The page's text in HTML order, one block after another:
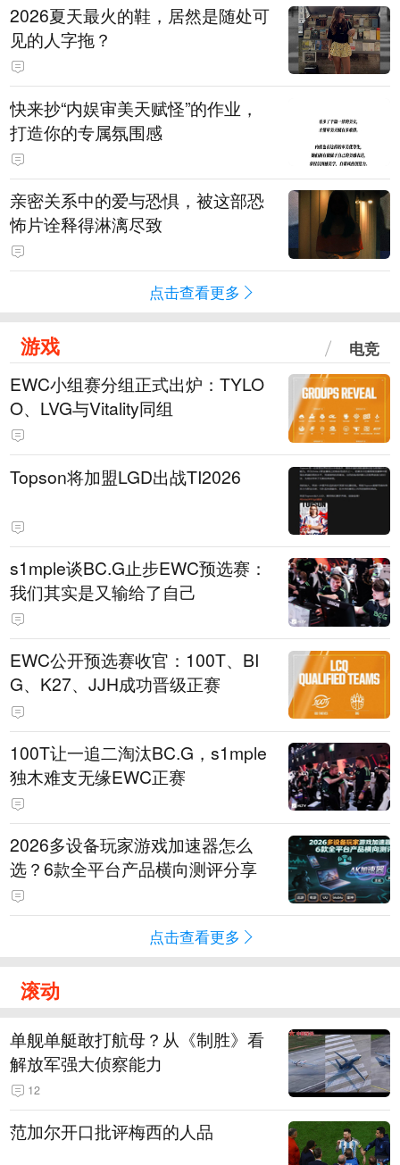
2026夏天最火的鞋，居然是随处可
见的人字拖？
快来抄“内娱审美天赋怪”的作业，
打造你的专属氛围感
亲密关系中的爱与恐惧，被这部恐
怖片诠释得淋漓尽致
点击查看更多
游戏 电竞
EWC小组赛分组正式出炉：TYLO
O、LVG与Vitality同组
Topson将加盟LGD出战TI2026
s1mple谈BC.G止步EWC预选赛：
我们其实是又输给了自己
EWC公开预选赛收官：100T、BI
G、K27、JJH成功晋级正赛
100T让一追二淘汰BC.G，s1mple
独木难支无缘EWC正赛
2026多设备玩家游戏加速器怎么
选？6款全平台产品横向测评分享
点击查看更多
滚动
单舰单艇敢打航母？从《制胜》看
解放军强大侦察能力
12
范加尔开口批评梅西的人品